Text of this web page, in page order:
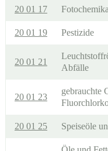
20 01 17
20 01 19 Pestizide
20 01 21
Abfälle
20 01 23
gebrauchte
20 01 25 Speiseöle